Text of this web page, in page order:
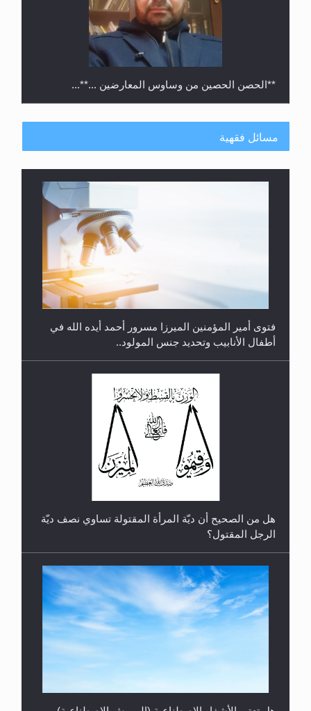
**الحصن الحصين من وساوس المعارضين ...**...
رأيٌ في لغة المسيح الموعود عليه السلام.. 4...
مسائل فقهية
فتوى أمير المؤمنين الميرزا مسرور أحمد أيده الله في
أطفال الأنابيب وتحديد جنس المولود..
هل من الصحيح أن ديّة المرأة المقتولة تساوي نصف ديّة
الرجل المقتول؟